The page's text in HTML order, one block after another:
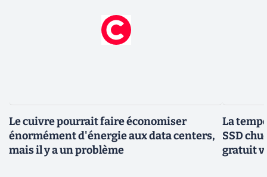
Le cuivre pourrait faire économiser
énormément d'énergie aux data centers,
mais il y a un problème
La
SSD
gratuit